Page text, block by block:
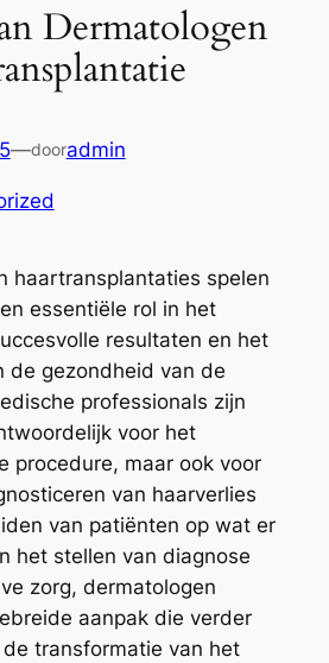
Dermatologen
—dooradmin
haartransplantaties spelen
essentiële rol in het
resultaten en het
de gezondheid van de
professionals zijn
voor het
procedure, maar ook voor
van haarverlies
van patiënten op wat er
het stellen van diagnose
zorg, dermatologen
aanpak die verder
transformatie van het